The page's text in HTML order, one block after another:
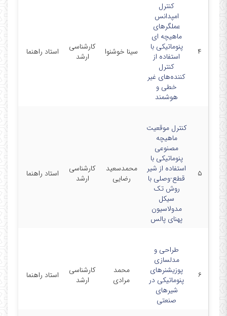
۴
کنترل
امپدانس
عملگرهای
ماهیچه ای
پنوماتیکی با
استفاده از
کنترل
کننده‌های غیر
خطی و
هوشمند
سینا خوشنوا
کارشناسی
ارشد
استاد راهنما
۵
کنترل موقعیت
ماهیچه
مصنوعی
پنوماتیکی با
استفاده از شیر
قطع-وصلی با
روش تک
سیکل
مدولاسیون
پهنای پالس
محمدسعید
رضایی
کارشناسی
ارشد
استاد راهنما
۶
طراحی و
مدلسازی
پوزیشنرهای
پنوماتیکی در
شیرهای
صنعتی
محمد
مرادی
کارشناسی
ارشد
استاد راهنما